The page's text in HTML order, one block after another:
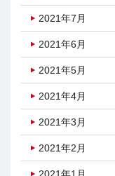
2021年7月
2021年6月
2021年5月
2021年4月
2021年3月
2021年2月